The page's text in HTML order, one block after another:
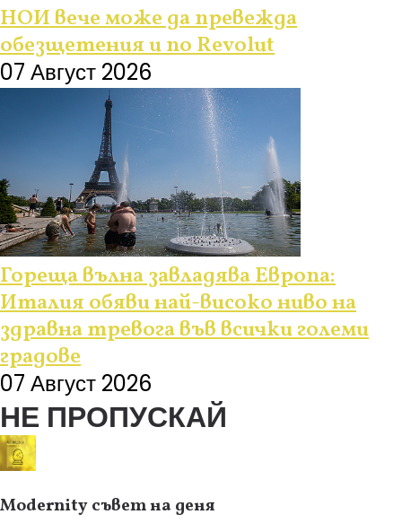
НОИ вече може да превежда
обезщетения и по Revolut
07 Август 2026
Гореща вълна завладява Европа:
Италия обяви най-високо ниво на
здравна тревога във всички големи
градове
07 Август 2026
НЕ ПРОПУСКАЙ
Modernity съвет на деня